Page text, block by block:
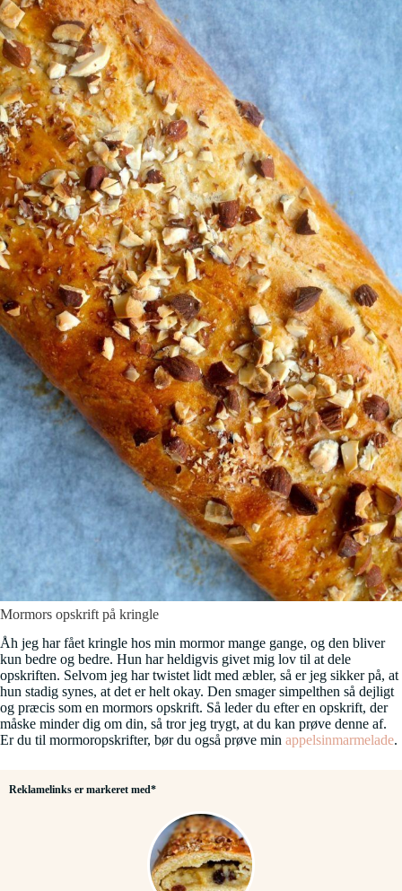
Mormors opskrift på kringle
Åh jeg har fået kringle hos min mormor mange gange, og den bliver
kun bedre og bedre. Hun har heldigvis givet mig lov til at dele
opskriften. Selvom jeg har twistet lidt med æbler, så er jeg sikker på, at
hun stadig synes, at det er helt okay. Den smager simpelthen så dejligt
og præcis som en mormors opskrift. Så leder du efter en opskrift, der
måske minder dig om din, så tror jeg trygt, at du kan prøve denne af.
Er du til mormoropskrifter, bør du også prøve min appelsinmarmelade.
Reklamelinks er markeret med*